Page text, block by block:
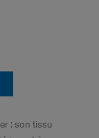
: son tissu